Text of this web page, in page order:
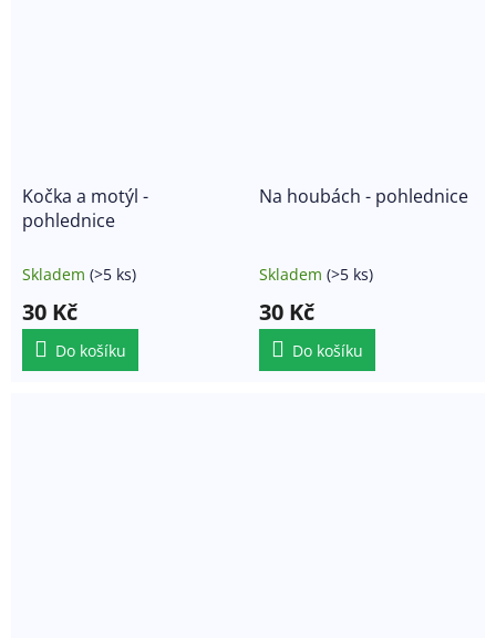
Kočka a motýl -
pohlednice
Skladem (>5 ks)
30 Kč
Do košíku
Na houbách - pohlednice
Skladem (>5 ks)
30 Kč
Do košíku